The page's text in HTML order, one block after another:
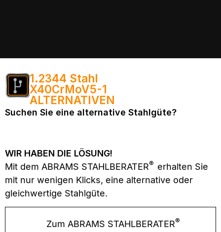
1.2344 Stahl
X40CrMoV5-1
ALTERNATIVEN
Suchen Sie eine alternative Stahlgüte?
WIR HABEN DIE LÖSUNG!
Mit dem ABRAMS STAHLBERATER® erhalten Sie
mit nur wenigen Klicks, eine alternative oder
gleichwertige Stahlgüte.
Zum ABRAMS STAHLBERATER®